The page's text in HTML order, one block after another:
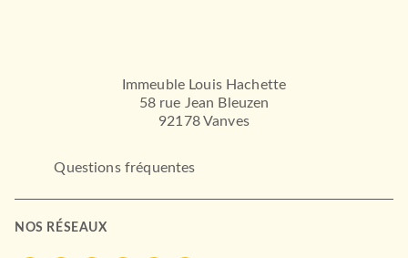
Immeuble Louis Hachette
58 rue Jean Bleuzen
92178 Vanves
Questions fréquentes
NOS RÉSEAUX